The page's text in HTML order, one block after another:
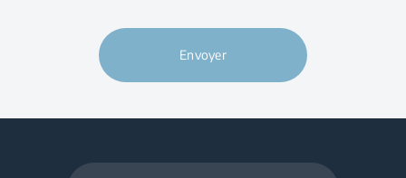
Envoyer